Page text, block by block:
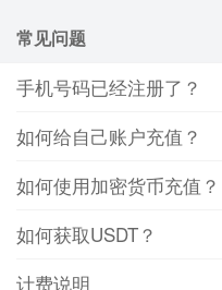
常见问题
手机号码已经注册了？
如何给自己账户充值？
如何使用加密货币充值？
如何获取USDT？
计费说明